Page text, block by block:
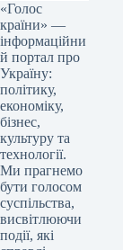
«Голос
країни» —
інформаційни
й портал про
Україну:
політику,
економіку,
бізнес,
культуру та
технології.
Ми прагнемо
бути голосом
суспільства,
висвітлюючи
події, які